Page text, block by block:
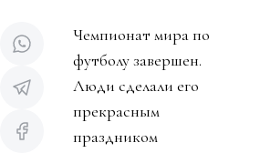
Чемпионат мира по
футболу завершен.
Люди сделали его
прекрасным
праздником